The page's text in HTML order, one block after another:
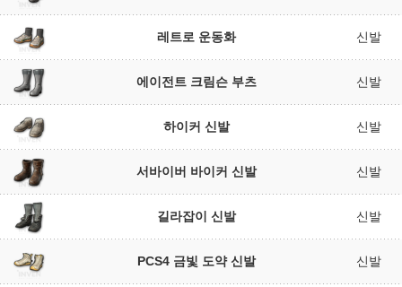
레트로 운동화 신발
에이전트 크림슨 부츠 신발
하이커 신발 신발
서바이버 바이커 신발 신발
길라잡이 신발 신발
PCS4 금빛 도약 신발 신발